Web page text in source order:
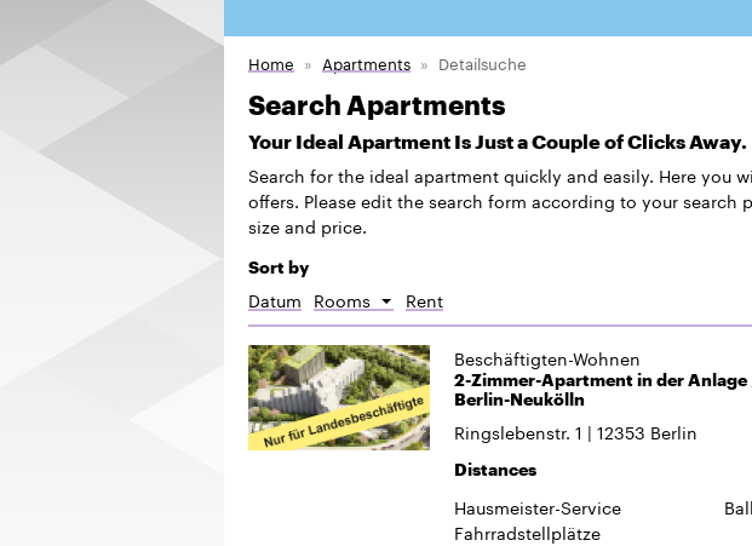
Home Apartments Detailsuche
Search Apartments
Your Ideal Apartment Is Just a Couple of Clicks Away.
Search for the ideal apartment quickly and easily. Here you
offers. Please edit the search form according to your search
size and price.
Sort by
Datum Rooms Sort
descending
Rent
Beschäftigten-Wohnen
2-Zimmer-Apartment in der Anlage
Berlin-Neukölln
Ringslebenstr. 1 12353 Berlin
Distances
Hausmeister-Service
Fahrradstellplätze